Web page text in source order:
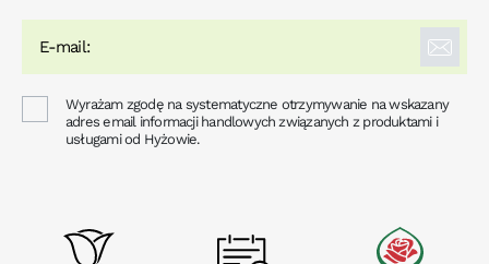
Wyrażam zgodę na systematyczne otrzymywanie na wskazany
adres email informacji handlowych związanych z produktami i
usługami od Hyżowie.